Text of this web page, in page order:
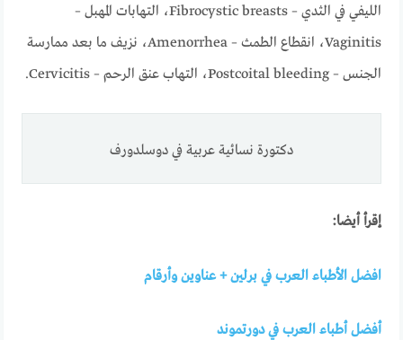
الليفي في الثدي – Fibrocystic breasts، التهابات المهبل –
Vaginitis، انقطاع الطمث – Amenorrhea، نزيف ما بعد ممارسة
الجنس – Postcoital bleeding، التهاب عنق الرحم – Cervicitis.
دكتورة نسائية عربية في دوسلدورف
إقرأ أيضا:
افضل الأطباء العرب في برلين + عناوين وأرقام
أفضل أطباء العرب في دورتموند